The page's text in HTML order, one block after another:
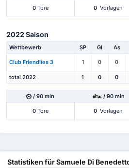
0Tore 0 Vorlagen
2022 Saison
Wettbewerb SP Gl As
Club Friendlies 3 1 0 0
total 2022 1 0 0
/ 90 min / 90 min
0Tore 0 Vorlagen
Statistiken für Samuele Di